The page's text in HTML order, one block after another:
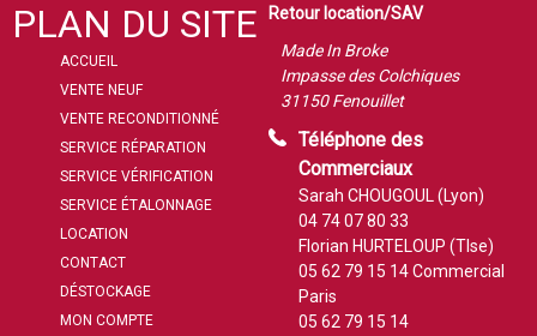
PLAN DU SITE
ACCUEIL
VENTE NEUF
VENTE RECONDITIONNÉ
SERVICE RÉPARATION
SERVICE VÉRIFICATION
SERVICE ÉTALONNAGE
LOCATION
CONTACT
DÉSTOCKAGE
MON COMPTE
Retour location/SAV
Made In Broke
Impasse des Colchiques
31150 Fenouillet
Téléphone des
Commerciaux
Sarah CHOUGOUL (Lyon)
04 74 07 80 33
Florian HURTELOUP (Tlse)
05 62 79 15 14Commercial
Paris
05 62 79 15 14